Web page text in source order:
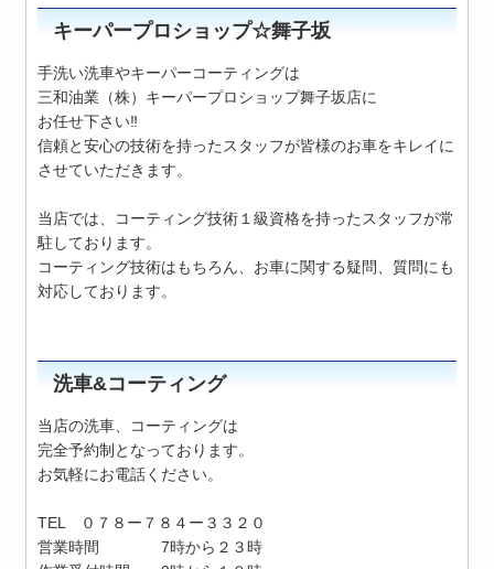
キーパープロショップ☆舞子坂
手洗い洗車やキーパーコーティングは
三和油業（株）キーパープロショップ舞子坂店に
お任せ下さい‼︎
信頼と安心の技術を持ったスタッフが皆様のお車をキレイに
させていただきます。
当店では、コーティング技術１級資格を持ったスタッフが常
駐しております。
コーティング技術はもちろん、お車に関する疑問、質問にも
対応しております。
洗車&コーティング
当店の洗車、コーティングは
完全予約制となっております。
お気軽にお電話ください。
TEL ０７８ー７８４ー３３２０
営業時間 7時から２３時